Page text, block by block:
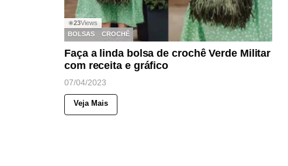
◉23Views
BOLSAS
CROCHÊ
Faça a linda bolsa de crochê Verde Militar
com receita e gráfico
07/04/2023
Veja Mais